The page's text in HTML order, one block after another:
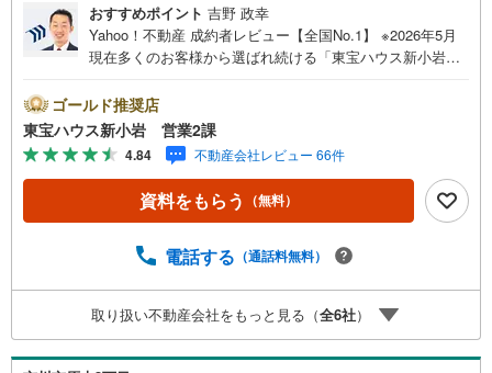
おすすめポイント 吉野 政幸
Yahoo！不動産 成約者レビュー【全国No.1】 ※2026年5月
現在多くのお客様から選ばれ続ける「東宝ハウス新小岩」
見学OK■営業時間内（9:00～20:00）はお電話でのご連絡が
スムーズです。ご自宅への送迎・最寄駅でのお待ち合わせ
等、お気軽にご相談ください。 選ばれる3つの「圧倒的メ
リット」 （1）【業界最低水準の提携住宅ローン】「他社
で断られた」「借入がある」方も独自審査で多数承認！優
遇金利と各種手数料0円でお得に。（2）【未来カレンダー
ュレーション。「月々いくらなら安心か」をプロが明確に
はありません。専属FPがお引渡し後も一生涯お守りしま
す。 Yahoo！不動産キャンペーン対象店舗 当店でのご成約
でPayPayボーナスがもらえるキャンペーン対象です！※必
ずYahoo！ JAPAN IDでログインの上お問い合わせくださ
ゴールド推奨店
東宝ハウス新小岩 営業2課
4.84 不動産会社レビュー 66件
資料をもらう （無料）
電話する （通話料無料）
取り扱い不動産会社をもっと見る（全6社）